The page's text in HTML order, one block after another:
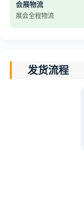
会展物流
展会全程物流
发货流程